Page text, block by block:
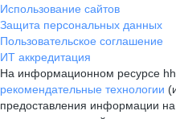
Использование сайтов
Защита персональных данных
Пользовательское соглашение
ИТ аккредитация
На информационном ресурсе
рекомендательные технологии
предоставления информации